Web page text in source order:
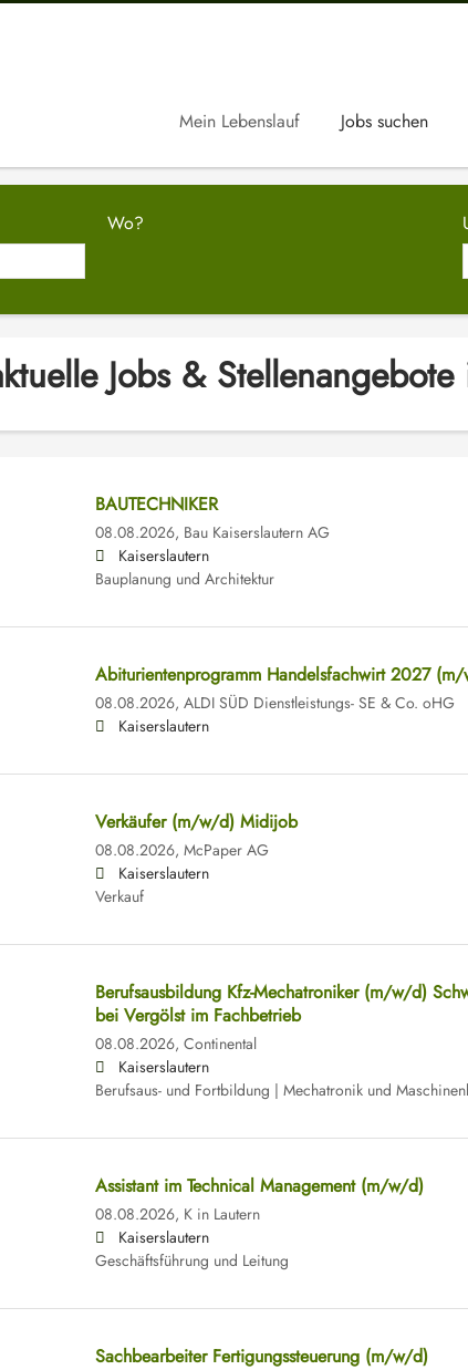
Mein Lebenslauf Jobs suchen
Wo?
Jobs &
BAUTECHNIKER
08.08.2026, Bau Kaiserslautern AG
Kaiserslautern
Bauplanung und Architektur
Abiturientenprogramm Handelsfachwirt 2027
08.08.2026, ALDI SÜD Dienstleistungs- SE & Co. oHG
Kaiserslautern
Verkäufer (m/w/d) Midijob
08.08.2026, McPaper AG
Kaiserslautern
Verkauf
Berufsausbildung Kfz-Mechatroniker (m/w/d)
bei Vergölst im Fachbetrieb
08.08.2026, Continental
Kaiserslautern
Berufsaus- und Fortbildung | Mechatronik und
Assistant im Technical Management (m/w/d)
08.08.2026, K in Lautern
Kaiserslautern
Geschäftsführung und Leitung
Sachbearbeiter Fertigungssteuerung (m/w/d)